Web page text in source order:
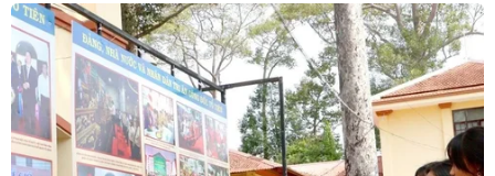
ghi nhớ, tuy nhiên quyết
định cuối cùng phụ thuộc
vào cuộc gặp giữa ông
Trump và Thủ tướng Israel.
NGHE
công nhằm vào các mục
tiêu năng lượng của Iran.
NGHE